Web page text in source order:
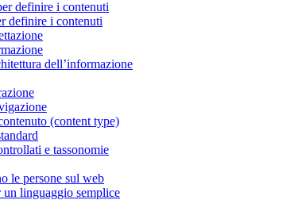
definire i contenuti
definire i contenuti
dell’informazione
(content type)
e tassonomie
le persone sul web
linguaggio semplice